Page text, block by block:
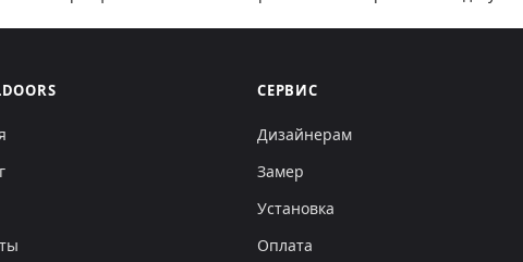
СЕРВИС
Дизайнерам
Замер
Установка
Оплата